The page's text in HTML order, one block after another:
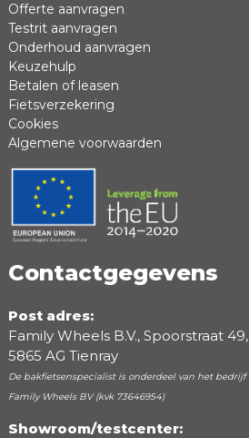
Review *
Positieve punten
Offerte aanvragen
Testrit aanvragen
Onderhoud aanvragen
Keuzehulp
Betalen of leasen
Fietsverzekering
Cookies
Algemene voorwaarden
Contactgegevens
Post adres:
Family Wheels B.V., Spoorstraat 49,
5865 AG Tienray
De bakfietsenspecialist is onderdeel van het bedrijf
Family Wheels BV (kvk 73646954)
Showroom/testcenter: